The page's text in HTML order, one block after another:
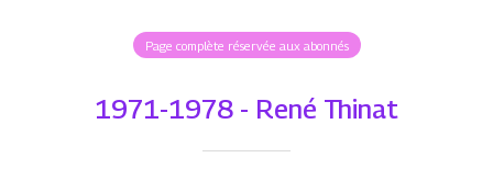
Page complète réservée aux abonnés
1971-1978 - René Thinat